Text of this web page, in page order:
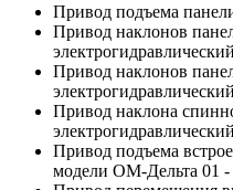
Привод подъема
Привод наклонов
электрогидравлический
Привод наклонов
электрогидравлический
Привод наклона
электрогидравлический
Привод подъема
модели ОМ-Дельта 01 -